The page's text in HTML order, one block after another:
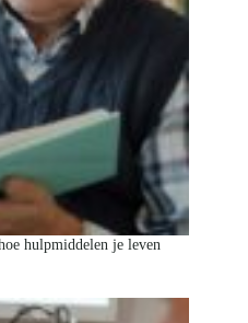
hulpmiddelen je leven